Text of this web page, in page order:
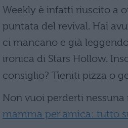
Weekly è infatti riuscito a
puntata del revival. Hai
ci mancano e già
ironica di Stars Hollow.
consiglio? Tieniti pizza o
Non vuoi perderti
mamma per amica: tutto